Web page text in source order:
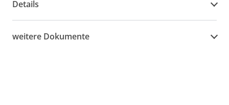
Details
weitere Dokumente